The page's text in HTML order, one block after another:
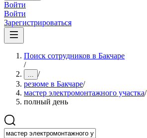
Войти
Войти
Зарегистрироваться
Поиск сотрудников в Бакчаре
/
... /
резюме в Бакчаре/
мастер электромонтажного участка/
полный день